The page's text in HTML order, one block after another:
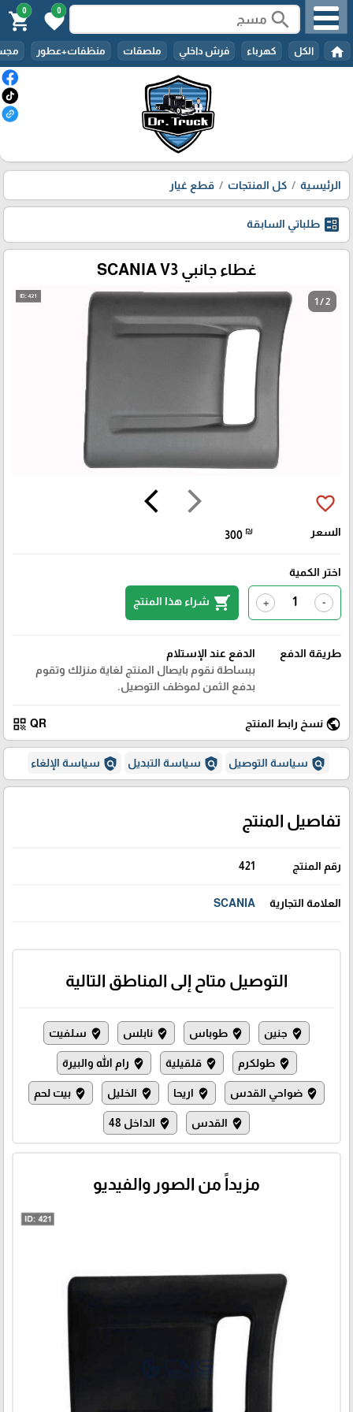
search
0
favorite
0
shopping_cart
home الكل كهرباء فرش داخلي ملصقات منظفات+عطور
الرئيسية كل المنتجات قطع غيار
ballot طلباتي السابقة
غطاء جانبي SCANIA V3
1 / 2
arrow_forward_ios
arrow_back_ios favorite_border
السعر 300 ₪
اختر الكمية
-
+
shopping_cart شراء هذا المنتج
طريقة الدفع
الدفع عند الإستلام
ببساطة نقوم بايصال المنتج لغاية منزلك وتقوم
بدفع الثمن لموظف التوصيل.
public نسخ رابط المنتج QR
qr_code
policy سياسة التوصيل policy سياسة التبديل policy سياسة الإلغاء
تفاصيل المنتج
رقم المنتج 421
العلامة التجارية SCANIA
التوصيل متاح إلى المناطق التالية
where_to_vote جنين where_to_vote طوباس where_to_vote نابلس where_to_vote سلفيت
where_to_vote طولكرم where_to_vote قلقيلية where_to_vote رام الله والبيرة
where_to_vote ضواحي القدس where_to_vote اريحا where_to_vote الخليل where_to_vote بيت لحم
where_to_vote القدس where_to_vote الداخل 48
مزيداً من الصور والفيديو